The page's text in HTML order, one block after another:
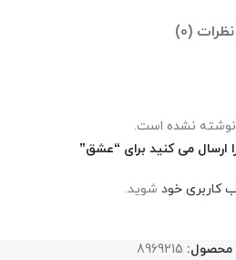
نظرات (0)
نشده است.
ارسال می کنید برای “عشق”
کاربری خود شوید.
محصول: 8969215